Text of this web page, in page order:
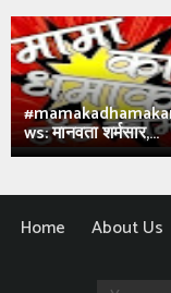
ws: मानवता शर्मसार,...
Home About Us